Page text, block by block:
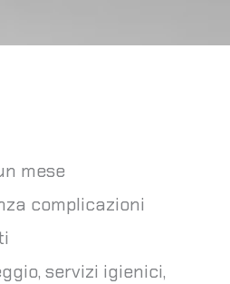
mese
complicazioni
servizi igienici,